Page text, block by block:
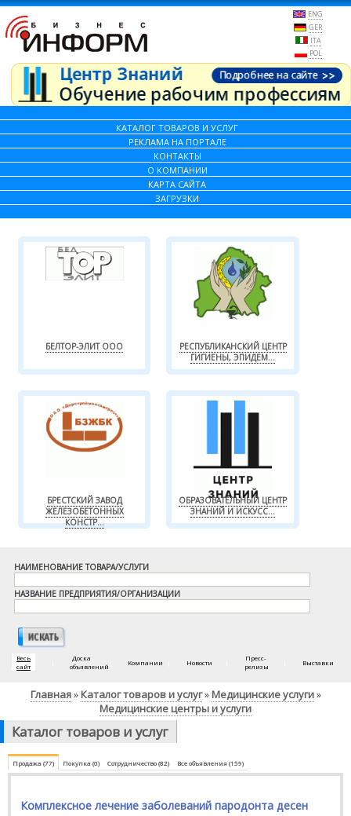
ENG
GER
ITA
POL
КАТАЛОГ ТОВАРОВ И УСЛУГ
РЕКЛАМА НА ПОРТАЛЕ
КОНТАКТЫ
О КОМПАНИИ
КАРТА САЙТА
ЗАГРУЗКИ
БЕЛТОР-ЭЛИТ ООО
РЕСПУБЛИКАНСКИЙ ЦЕНТР
ГИГИЕНЫ, ЭПИДЕМ...
БРЕСТСКИЙ ЗАВОД
ЖЕЛЕЗОБЕТОННЫХ
КОНСТР...
ОБРАЗОВАТЕЛЬНЫЙ ЦЕНТР
ЗНАНИЙ И ИСКУСС...
НАИМЕНОВАНИЕ ТОВАРА/УСЛУГИ
НАЗВАНИЕ ПРЕДПРИЯТИЯ/ОРГАНИЗАЦИИ
Весь
сайт
Доска
объявлений
Компании Новости
Пресс-
релизы
Выставки
Главная» Каталог товаров и услуг» Медицинские услуги»
Медицинские центры и услуги
Каталог товаров и услуг
Продажа (77) Покупка (0) Сотрудничество (82) Все объявления (159)
Комплексное лечение заболеваний пародонта десен